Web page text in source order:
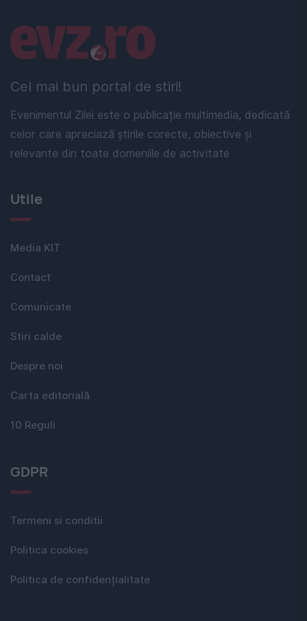
Cel mai bun portal de stiri!
Evenimentul Zilei este o publicație multimedia, dedicată
celor care apreciază știrile corecte, obiective și
relevante din toate domeniile de activitate
Linkuri utile
Utile
Media KIT
Contact
Comunicate
Stiri calde
Despre noi
Carta editorială
10 Reguli
GDPR
Termeni si conditii
Politica cookies
Politica de confidențialitate